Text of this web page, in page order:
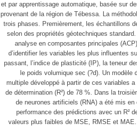
et par apprentissage automatique, basée sur
provenant de la région de Tébessa. La
trois phases. Premièrement, les échantillons
selon des propriétés géotechniques
analyse en composantes principales
d’identifier les variables les plus influentes
passant, l’indice de plasticité (IP), la teneur
le poids volumique sec (?d). Un modèle
multiple développé à partir de ces variables
de détermination (R²) de 78 %. Dans la
de neurones artificiels (RNA) a été mis
performance des prédictions avec un R²
valeurs plus faibles de MSE, RMSE et